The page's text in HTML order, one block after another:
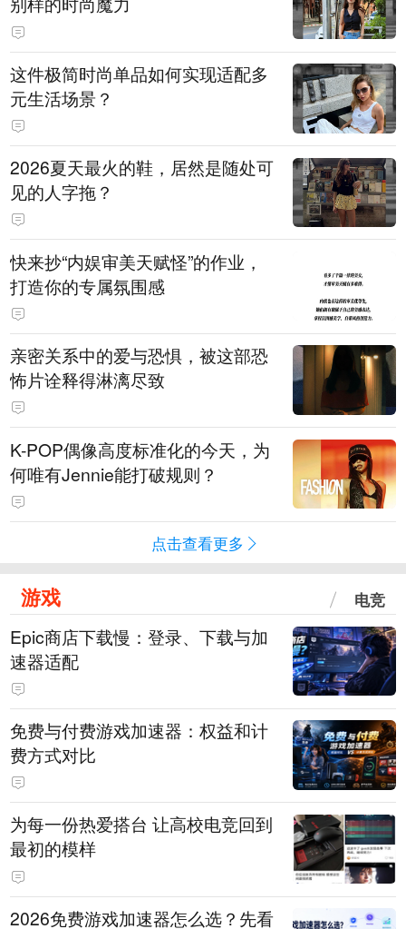
这件极简时尚单品如何实现适配多
元生活场景？
2026夏天最火的鞋，居然是随处可
见的人字拖？
快来抄“内娱审美天赋怪”的作业，
打造你的专属氛围感
亲密关系中的爱与恐惧，被这部恐
怖片诠释得淋漓尽致
K-POP偶像高度标准化的今天，为
何唯有Jennie能打破规则？
点击查看更多
游戏 电竞
Epic商店下载慢：登录、下载与加
速器适配
免费与付费游戏加速器：权益和计
费方式对比
为每一份热爱搭台 让高校电竞回到
最初的模样
2026免费游戏加速器怎么选？先看